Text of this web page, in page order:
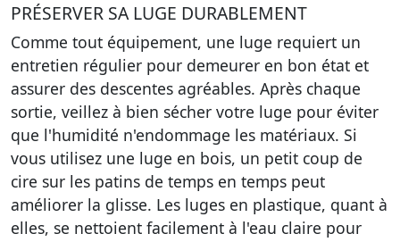
PRÉSERVER SA LUGE DURABLEMENT
Comme tout équipement, une luge requiert un
entretien régulier pour demeurer en bon état et
assurer des descentes agréables. Après chaque
sortie, veillez à bien sécher votre luge pour éviter
que l'humidité n'endommage les matériaux. Si
vous utilisez une luge en bois, un petit coup de
cire sur les patins de temps en temps peut
améliorer la glisse. Les luges en plastique, quant à
elles, se nettoient facilement à l'eau claire pour